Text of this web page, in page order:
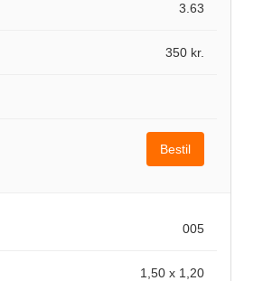
3.63
350 kr.
Bestil
005
1,50 x 1,20